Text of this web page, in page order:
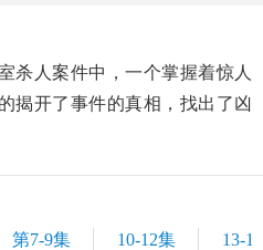
杀人案件中，一个掌握着惊人
揭开了事件的真相，找出了凶
第7-9集 10-12集 13-